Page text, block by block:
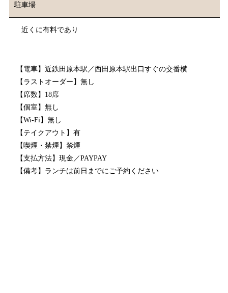
駐車場
近くに有料であり
【電⾞】近鉄⽥原本駅／西田原本駅出⼝すぐの交番横
【ラストオーダー】無し
【席数】18席
【個室】無し
【Wi-Fi】無し
【テイクアウト】有
【喫煙・禁煙】禁煙
【⽀払⽅法】現⾦／PAYPAY
【備考】ランチは前日までにご予約ください